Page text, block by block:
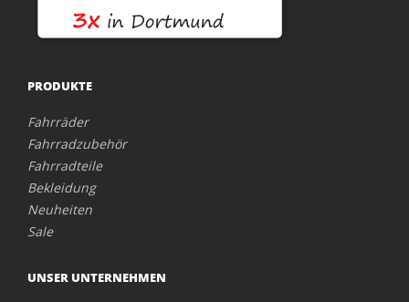
PRODUKTE
Fahrräder
Fahrradzubehör
Fahrradteile
Bekleidung
Neuheiten
Sale
UNSER UNTERNEHMEN